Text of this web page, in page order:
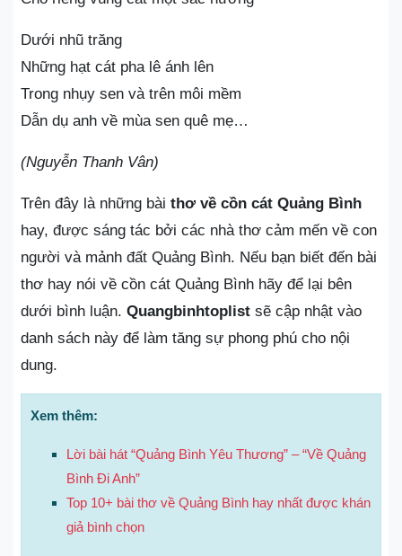
Dưới nhũ trăng
Những hạt cát pha lê ánh lên
Trong nhụy sen và trên môi mềm
Dẫn dụ anh về mùa sen quê mẹ…
(Nguyễn Thanh Vân)
Trên đây là những bài thơ về cồn cát Quảng Bình
hay, được sáng tác bởi các nhà thơ cảm mến về con
người và mảnh đất Quảng Bình. Nếu bạn biết đến bài
thơ hay nói về cồn cát Quảng Bình hãy để lại bên
dưới bình luận. Quangbinhtoplist sẽ cập nhật vào
danh sách này để làm tăng sự phong phú cho nội
dung.
Xem thêm:
Lời bài hát “Quảng Bình Yêu Thương” – “Về Quảng
Bình Đi Anh”
Top 10+ bài thơ về Quảng Bình hay nhất được khán
giả bình chọn